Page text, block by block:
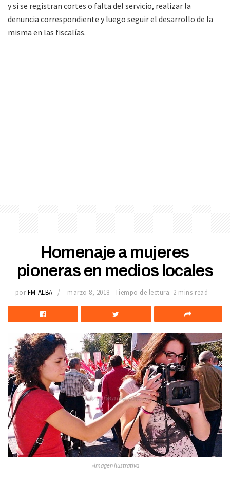
y si se registran cortes o falta del servicio, realizar la
denuncia correspondiente y luego seguir el desarrollo de la
misma en las fiscalías.
Homenaje a mujeres
pioneras en medios locales
por FM ALBA marzo 8, 2018 Tiempo de lectura: 2 mins read
»Imagen ilustrativa